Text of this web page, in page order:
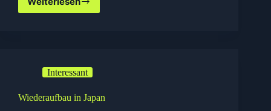
Im
Interessant
Wiederaufbau in Japan